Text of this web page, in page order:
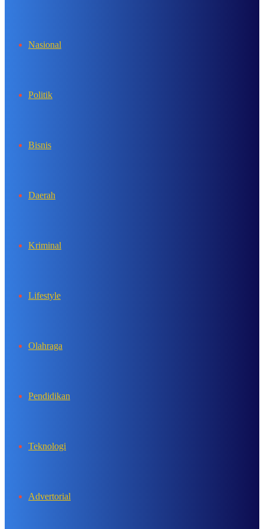
Nasional
Politik
Bisnis
Daerah
Kriminal
Lifestyle
Olahraga
Pendidikan
Teknologi
Advertorial